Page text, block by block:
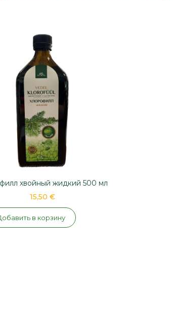
хвойный жидкий 500 мл
15,50 €
в корзину